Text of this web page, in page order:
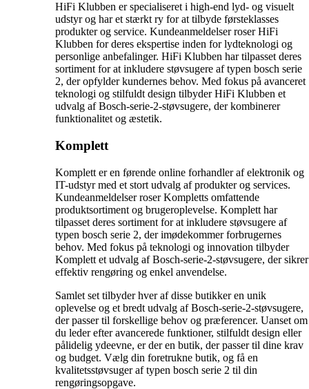
HiFi Klubben er specialiseret i high-end lyd- og visuelt
udstyr og har et stærkt ry for at tilbyde førsteklasses
produkter og service. Kundeanmeldelser roser HiFi
Klubben for deres ekspertise inden for lydteknologi og
personlige anbefalinger. HiFi Klubben har tilpasset deres
sortiment for at inkludere støvsugere af typen bosch serie
2, der opfylder kundernes behov. Med fokus på avanceret
teknologi og stilfuldt design tilbyder HiFi Klubben et
udvalg af Bosch-serie-2-støvsugere, der kombinerer
funktionalitet og æstetik.
Komplett
Komplett er en førende online forhandler af elektronik og
IT-udstyr med et stort udvalg af produkter og services.
Kundeanmeldelser roser Kompletts omfattende
produktsortiment og brugeroplevelse. Komplett har
tilpasset deres sortiment for at inkludere støvsugere af
typen bosch serie 2, der imødekommer forbrugernes
behov. Med fokus på teknologi og innovation tilbyder
Komplett et udvalg af Bosch-serie-2-støvsugere, der sikrer
effektiv rengøring og enkel anvendelse.
Samlet set tilbyder hver af disse butikker en unik
oplevelse og et bredt udvalg af Bosch-serie-2-støvsugere,
der passer til forskellige behov og præferencer. Uanset om
du leder efter avancerede funktioner, stilfuldt design eller
pålidelig ydeevne, er der en butik, der passer til dine krav
og budget. Vælg din foretrukne butik, og få en
kvalitetsstøvsuger af typen bosch serie 2 til din
rengøringsopgave.